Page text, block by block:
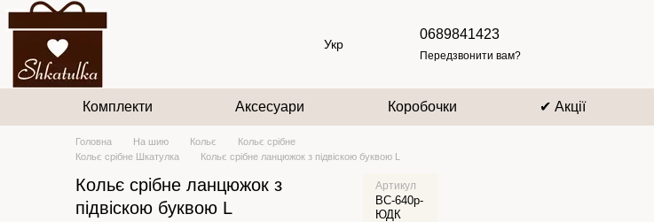
Укр
0689841423
Передзвонити вам?
Комплекти Аксесуари Коробочки ✔ Акції
Головна На шию Кольє
Кольє срібне
Кольє срібне Шкатулка
Кольє срібне ланцюжок з підвіскою буквою L
Кольє срібне ланцюжок з
підвіскою буквою L
Артикул
ВС-640р-
ЮДК